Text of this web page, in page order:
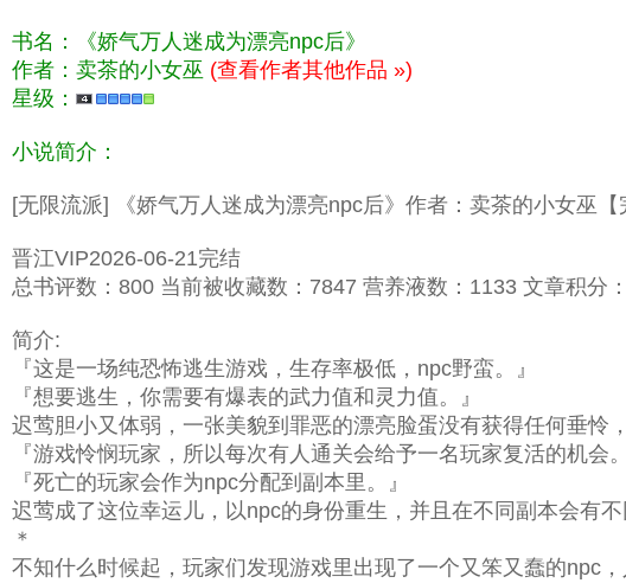
书名：《娇气万人迷成为漂亮npc后》
作者：卖茶的小女巫 (查看作者其他作品 »)
星级：
小说简介：
[无限流派] 《娇气万人迷成为漂亮npc后》作者：卖茶的小女巫【
晋江VIP2026-06-21完结
总书评数：800 当前被收藏数：7847 营养液数：1133 文章积分
简介:
『这是一场纯恐怖逃生游戏，生存率极低，npc野蛮。』
『想要逃生，你需要有爆表的武力值和灵力值。』
迟莺胆小又体弱，一张美貌到罪恶的漂亮脸蛋没有获得任何垂怜
『游戏怜悯玩家，所以每次有人通关会给予一名玩家复活的机会。
『死亡的玩家会作为npc分配到副本里。』
迟莺成了这位幸运儿，以npc的身份重生，并且在不同副本会有不
＊
不知什么时候起，玩家们发现游戏里出现了一个又笨又蠢的npc，